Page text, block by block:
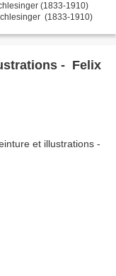
(1833-1910)
peinture et illustrations - Felix Schlesinger (1833-1910)
- Felix